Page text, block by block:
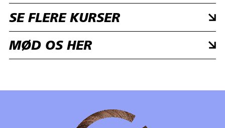
SE FLERE KURSER
MØD OS HER